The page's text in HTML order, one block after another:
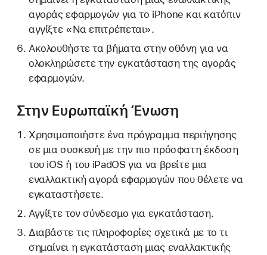
αγοράς εφαρμογών για το iPhone και κατόπιν
αγγίξτε «Να επιτρέπεται».
Ακολουθήστε τα βήματα στην οθόνη για να
ολοκληρώσετε την εγκατάσταση της αγοράς
εφαρμογών.
Στην Ευρωπαϊκή Ένωση
Χρησιμοποιήστε ένα πρόγραμμα περιήγησης
σε μια συσκευή με την πιο πρόσφατη έκδοση
του iOS ή του iPadOS για να βρείτε μια
εναλλακτική αγορά εφαρμογών που θέλετε να
εγκαταστήσετε.
Αγγίξτε τον σύνδεσμο για εγκατάσταση.
Διαβάστε τις πληροφορίες σχετικά με το τι
σημαίνει η εγκατάσταση μιας εναλλακτικής